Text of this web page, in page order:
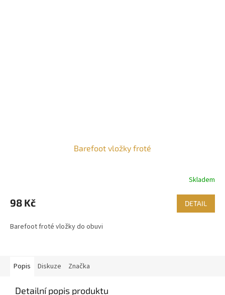
Barefoot vložky froté
Skladem
98 Kč DETAIL
Barefoot froté vložky do obuvi
Popis Diskuze Značka
Detailní popis produktu